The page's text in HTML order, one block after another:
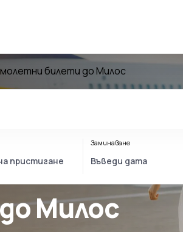
билети до Милос
Милос
Заминаване